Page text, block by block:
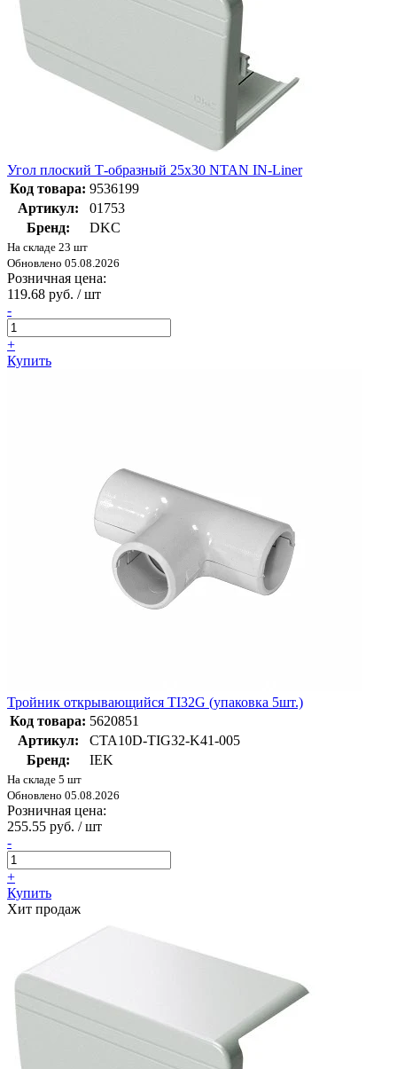
Угол плоский Т-образный 25x30 NTAN IN-Liner
Код товара: 9536199
Артикул:
01753
Бренд:
DKC
На складе 23 шт
Обновлено 05.08.2026
Розничная цена:
119.68 руб. / шт
-
+
Купить
Тройник открывающийся TI32G (упаковка 5шт.)
Код товара: 5620851
Артикул:
CTA10D-TIG32-K41-005
Бренд:
IEK
На складе 5 шт
Обновлено 05.08.2026
Розничная цена:
255.55 руб. / шт
-
+
Купить
Хит продаж